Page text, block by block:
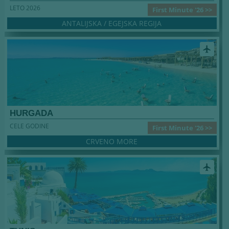
First Minute '26 >>
LETO 2026
ANTALIJSKA / EGEJSKA REGIJA
airplanemode_active
HURGADA
First Minute '26 >>
CELE GODINE
CRVENO MORE
airplanemode_active